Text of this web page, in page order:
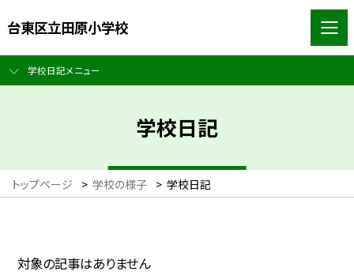
台東区立田原小学校
学校日記メニュー
学校日記
トップページ > 学校の様子 > 学校日記
対象の記事はありません